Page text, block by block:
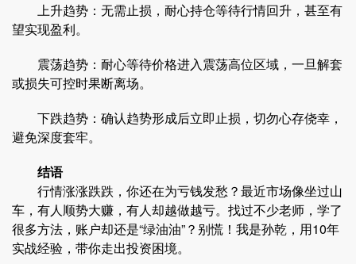
上升趋势：无需止损，耐心持仓等待行情回升，甚至有
望实现盈利。
震荡趋势：耐心等待价格进入震荡高位区域，一旦解套
或损失可控时果断离场。
下跌趋势：确认趋势形成后立即止损，切勿心存侥幸，
避免深度套牢。
结语
行情涨涨跌跌，你还在为亏钱发愁？最近市场像坐过山
车，有人顺势大赚，有人却越做越亏。找过不少老师，学了
很多方法，账户却还是“绿油油”？别慌！我是孙乾，用10年
实战经验，带你走出投资困境。